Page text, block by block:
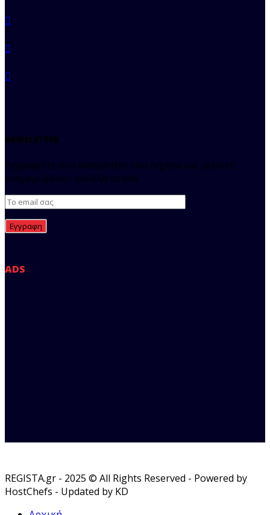
NEWSLETTER
Εγγραφείτε στο Newsletter του regista και μείνετε
ενημερωμένοι για όλα τα νέα.
ADS
REGISTA.gr - 2025 © All Rights Reserved - Powered by
HostChefs - Updated by KD